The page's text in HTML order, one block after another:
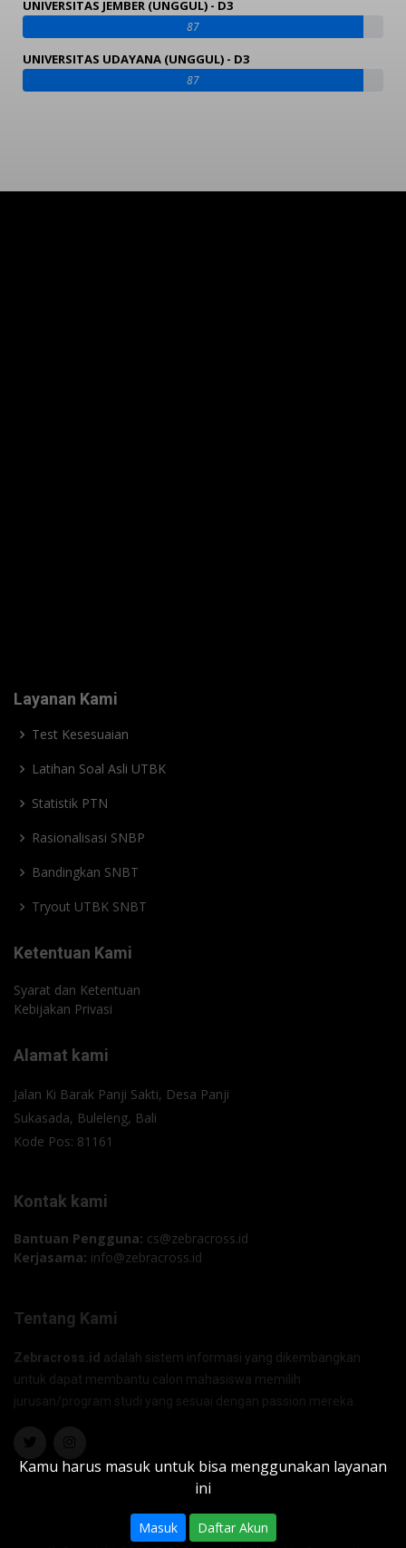
UNIVERSITAS JEMBER (UNGGUL) - D3
87
UNIVERSITAS UDAYANA (UNGGUL) - D3
87
Kamu harus masuk untuk bisa menggunakan layanan
ini
Masuk Daftar Akun
Layanan Kami
Test Kesesuaian
Latihan Soal Asli UTBK
Statistik PTN
Rasionalisasi SNBP
Bandingkan SNBT
Tryout UTBK SNBT
Ketentuan Kami
Syarat dan Ketentuan
Kebijakan Privasi
Alamat kami
Jalan Ki Barak Panji Sakti, Desa Panji
Sukasada, Buleleng, Bali
Kode Pos: 81161
Kontak kami
Bantuan Pengguna: cs@zebracross.id
Kerjasama: info@zebracross.id
Tentang Kami
Zebracross.id adalah sistem informasi yang dikembangkan
untuk dapat membantu calon mahasiswa memilih
jurusan/program studi yang sesuai dengan passion mereka.